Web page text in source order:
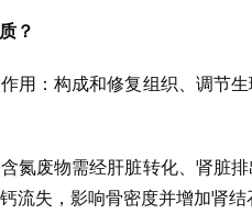
？
用：构成和修复组织、调节
氮废物需经肝脏转化、肾脏
流失，影响骨密度并增加肾